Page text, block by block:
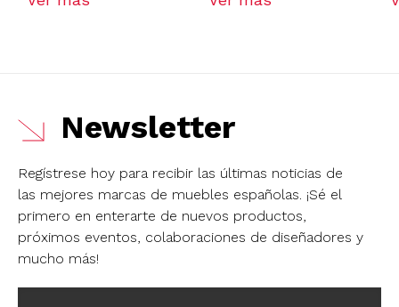
Newsletter
Regístrese hoy para recibir las últimas noticias de
las mejores marcas de muebles españolas. ¡Sé el
primero en enterarte de nuevos productos,
próximos eventos, colaboraciones de diseñadores y
mucho más!